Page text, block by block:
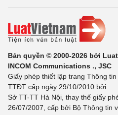
Bản quyền © 2000-2026 bởi
INCOM Communications ., JSC
Giấy phép thiết lập trang Thông
TTĐT cấp ngày 29/10/2010 bởi
Sở TT-TT Hà Nội, thay thế giấy
26/07/2007, cấp bởi Bộ Thông tin